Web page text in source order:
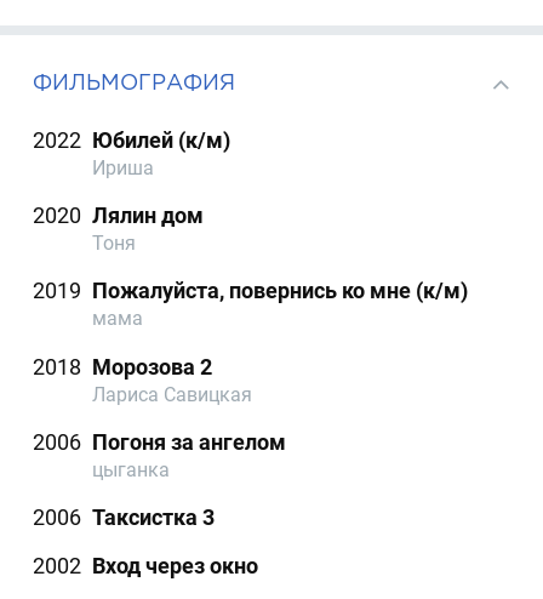
ФИЛЬМОГРАФИЯ
2022 Юбилей (к/м)
Ириша
2020 Лялин дом
Тоня
2019 Пожалуйста, повернись ко мне (к/м)
мама
2018 Морозова 2
Лариса Савицкая
2006 Погоня за ангелом
цыганка
2006 Таксистка 3
2002 Вход через окно